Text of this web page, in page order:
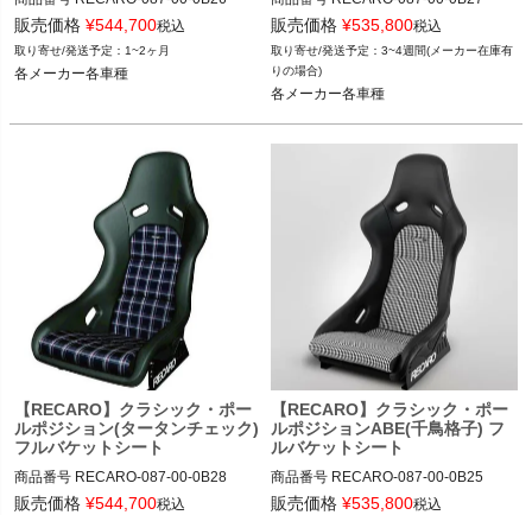
RECARO-087.00.0B26
087-00-0B26
販売価格 ¥544,700税込
1~2ヶ月
各メーカー各車種
RECARO-087.00.0B27
087-00-0B26
12VIVID"087.00.0B26"
販売価格 ¥535,800税込
3~4週間(メーカー在庫有
りの場合)
各メーカー各車種
【RECARO】クラシック・ポー
ルポジション(タータンチェック)
フルバケットシート
商品番号 RECARO-087-00-0B28
RECARO-087.00.0B28
販売価格 ¥544,700税込
【RECARO】クラシック・ポー
ルポジションABE(千鳥格子) フ
ルバケットシート
商品番号 RECARO-087-00-0B25
RECARO-087.00.0B25
販売価格 ¥535,800税込